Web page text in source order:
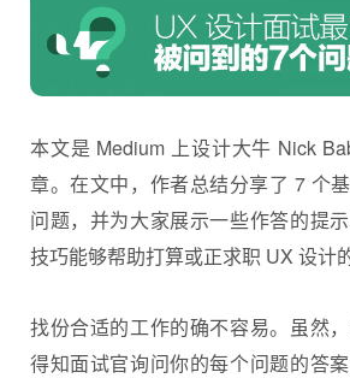
本文是 Medium 上设计大牛 Nick
章。在文中，作者总结分享了 7 个
问题，并为大家展示一些作答的提
技巧能够帮助打算或正求职 UX 设计
找份合适的工作的确不容易。虽然
得知面试官询问你的每个问题的答